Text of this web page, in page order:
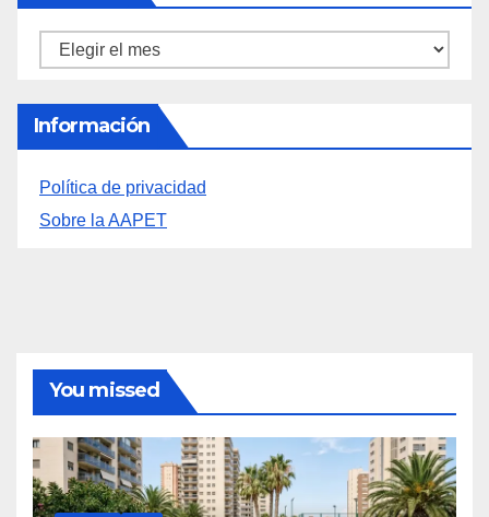
FERIAS EUROPEAS DEL QUESO
Archivos
Información
You missed